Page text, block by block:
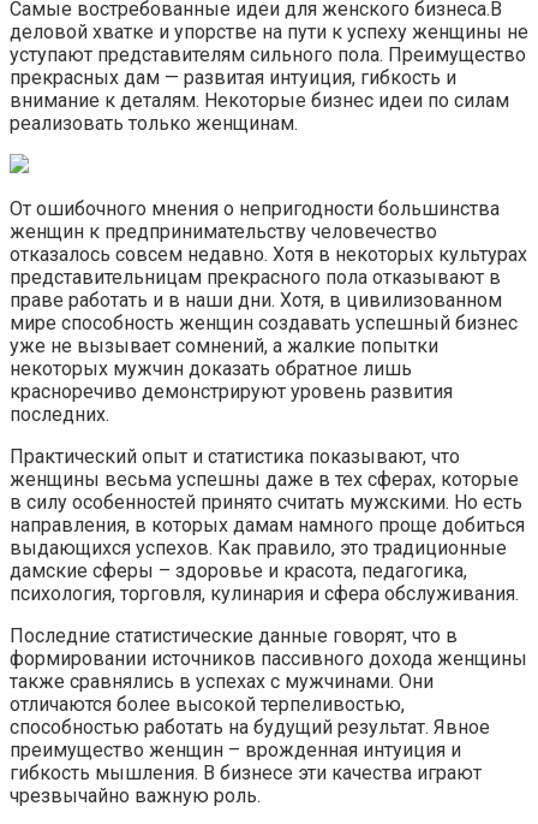
Самые востребованные идеи для женского бизнеса.В
деловой хватке и упорстве на пути к успеху женщины не
уступают представителям сильного пола. Преимущество
прекрасных дам — развитая интуиция, гибкость и
внимание к деталям. Некоторые бизнес идеи по силам
реализовать только женщинам.
От ошибочного мнения о непригодности большинства
женщин к предпринимательству человечество
отказалось совсем недавно. Хотя в некоторых культурах
представительницам прекрасного пола отказывают в
праве работать и в наши дни. Хотя, в цивилизованном
мире способность женщин создавать успешный бизнес
уже не вызывает сомнений, а жалкие попытки
некоторых мужчин доказать обратное лишь
красноречиво демонстрируют уровень развития
последних.
Практический опыт и статистика показывают, что
женщины весьма успешны даже в тех сферах, которые
в силу особенностей принято считать мужскими. Но есть
направления, в которых дамам намного проще добиться
выдающихся успехов. Как правило, это традиционные
дамские сферы – здоровье и красота, педагогика,
психология, торговля, кулинария и сфера обслуживания.
Последние статистические данные говорят, что в
формировании источников пассивного дохода женщины
также сравнялись в успехах с мужчинами. Они
отличаются более высокой терпеливостью,
способностью работать на будущий результат. Явное
преимущество женщин – врожденная интуиция и
гибкость мышления. В бизнесе эти качества играют
чрезвычайно важную роль.